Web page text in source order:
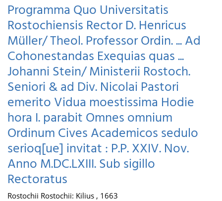
Programma Quo Universitatis
Rostochiensis Rector D. Henricus
Müller/ Theol. Professor Ordin. ... Ad
Cohonestandas Exequias quas ...
Johanni Stein/ Ministerii Rostoch.
Seniori & ad Div. Nicolai Pastori
emerito Vidua moestissima Hodie
hora I. parabit Omnes omnium
Ordinum Cives Academicos sedulo
serioq[ue] invitat : P.P. XXIV. Nov.
Anno M.DC.LXIII. Sub sigillo
Rectoratus
Rostochii Rostochii: Kilius , 1663